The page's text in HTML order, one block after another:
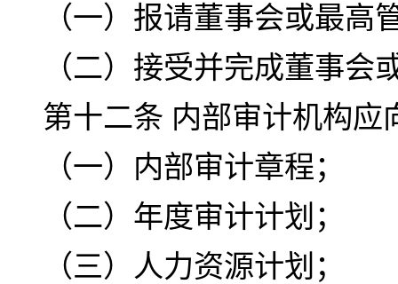
（一）报请董事会或最高
（二）接受并完成董事会
第十二条 内部审计机构
（一）内部审计章程；
（二）年度审计计划；
（三）人力资源计划；